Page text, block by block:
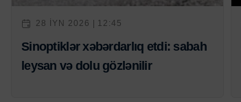
28 IYN 2026 | 12:45
Sinoptiklər xəbərdarlıq etdi: sabah
leysan və dolu gözlənilir